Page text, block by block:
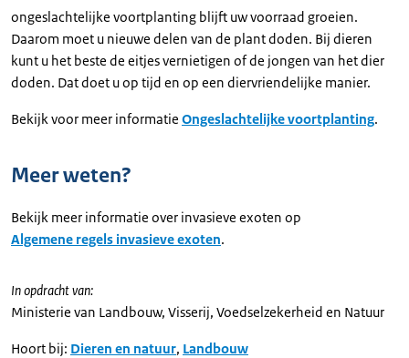
ongeslachtelijke voortplanting blijft uw voorraad groeien.
Daarom moet u nieuwe delen van de plant doden. Bij dieren
kunt u het beste de eitjes vernietigen of de jongen van het dier
doden. Dat doet u op tijd en op een diervriendelijke manier.
Bekijk voor meer informatie Ongeslachtelijke voortplanting.
Meer weten?
Bekijk meer informatie over invasieve exoten op
Algemene regels invasieve exoten.
In opdracht van:
Ministerie van Landbouw, Visserij, Voedselzekerheid en Natuur
Hoort bij: Dieren en natuur, Landbouw